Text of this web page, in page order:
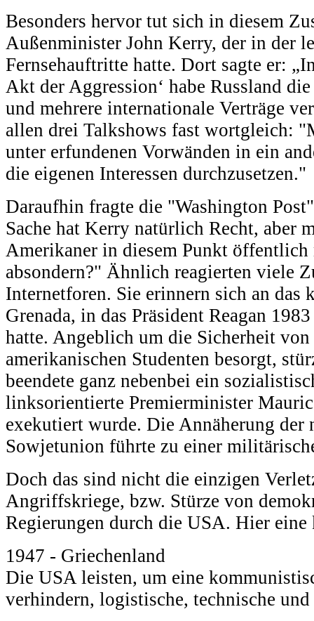
Besonders hervor tut sich in diesem
Außenminister John Kerry, der in der
Fernsehauftritte hatte. Dort sagte er:
Akt der Aggression‘ habe Russland
und mehrere internationale Verträge
allen drei Talkshows fast wortgleich:
unter erfundenen Vorwänden in ein
die eigenen Interessen durchzusetzen."
Daraufhin fragte die "Washington
Sache hat Kerry natürlich Recht, aber
Amerikaner in diesem Punkt öffentlich
absondern?" Ähnlich reagierten viele
Internetforen. Sie erinnern sich an das
Grenada, in das Präsident Reagan
hatte. Angeblich um die Sicherheit von
amerikanischen Studenten besorgt,
beendete ganz nebenbei ein
linksorientierte Premierminister
exekutiert wurde. Die Annäherung der
Sowjetunion führte zu einer
Doch das sind nicht die einzigen
Angriffskriege, bzw. Stürze von
Regierungen durch die USA. Hier
1947 - Griechenland
Die USA leisten, um eine
verhindern, logistische, technische